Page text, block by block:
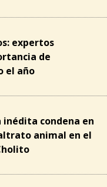
expertos
de
el año
condena en
animal en el